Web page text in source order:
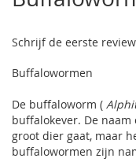
begin
de
gallerij
Schrijf de eerste
Buffalowormen
De buffaloworm (
buffalokever. De
groot dier gaat, maar
buffalowormen zijn